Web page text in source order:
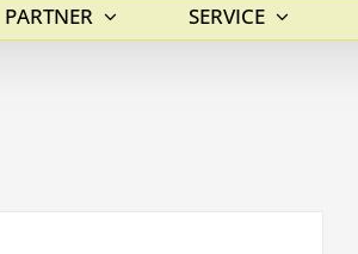
PARTNER SERVICE